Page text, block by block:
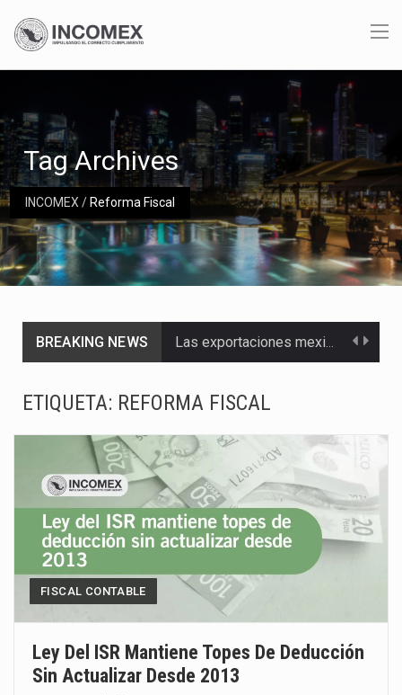
INCOMEX/ Reforma Fiscal
Tag Archives
BREAKING NEWS Las exportaciones mexicanas de vehículos ligeros disminuyeron 9.67 % en julio a tasa anual, alcanzando…
Ante la suspensión temporal de las inspecciones sanitarias del Departamento de Agricultura de Estados Unidos…
Los créditos fiscales determinados a empresas IMMEX rara vez nacen de una interpretación equivocada de…
ETIQUETA: REFORMA FISCAL
FISCAL CONTABLE
Ley Del ISR Mantiene Topes De Deducción
Sin Actualizar Desde 2013